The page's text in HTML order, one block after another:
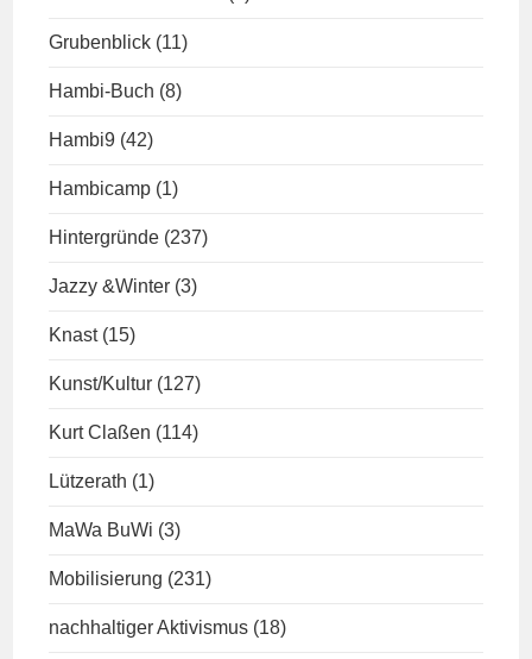
Grubenblick (11)
Hambi-Buch (8)
Hambi9 (42)
Hambicamp (1)
Hintergründe (237)
Jazzy &Winter (3)
Knast (15)
Kunst/Kultur (127)
Kurt Claßen (114)
Lützerath (1)
MaWa BuWi (3)
Mobilisierung (231)
nachhaltiger Aktivismus (18)